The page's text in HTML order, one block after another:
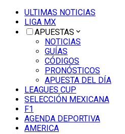
ULTIMAS NOTICIAS
LIGA MX
APUESTAS
NOTICIAS
GUÍAS
CÓDIGOS
PRONÓSTICOS
APUESTA DEL DÍA
LEAGUES CUP
SELECCIÓN MEXICANA
F1
AGENDA DEPORTIVA
AMERICA